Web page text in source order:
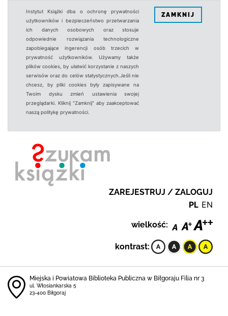
Instytut Książki dba o ochronę prywatności
użytkowników i bezpieczeństwo przetwarzania
ich danych osobowych oraz stosuje
odpowiednie rozwiązania technologiczne
zapobiegające ingerencji osób trzecich w
prywatność użytkowników. Używamy także
plików cookies, by ułatwić korzystanie z naszych
serwisów oraz do celów statystycznych.Jeśli nie
chcesz, by pliki cookies były zapisywane na
Twoim dysku zmień ustawienia swojej
przeglądarki. Kliknij "Zamknij" aby zaakceptować
naszą politykę prywatności.
ZAMKNIJ
ZAREJESTRUJ / ZALOGUJ
PL EN
wielkość:
kontrast:
Miejska i Powiatowa Biblioteka Publiczna w Biłgoraju Filia nr 3
ul. Włosiankarska 5
23-400 Biłgoraj